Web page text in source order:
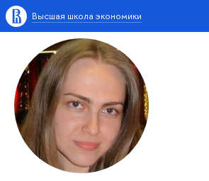
Высшая школа экономики